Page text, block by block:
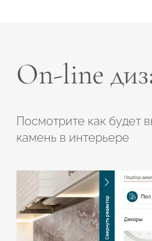
On-line
Посмотрите как будет
камень в интерьере